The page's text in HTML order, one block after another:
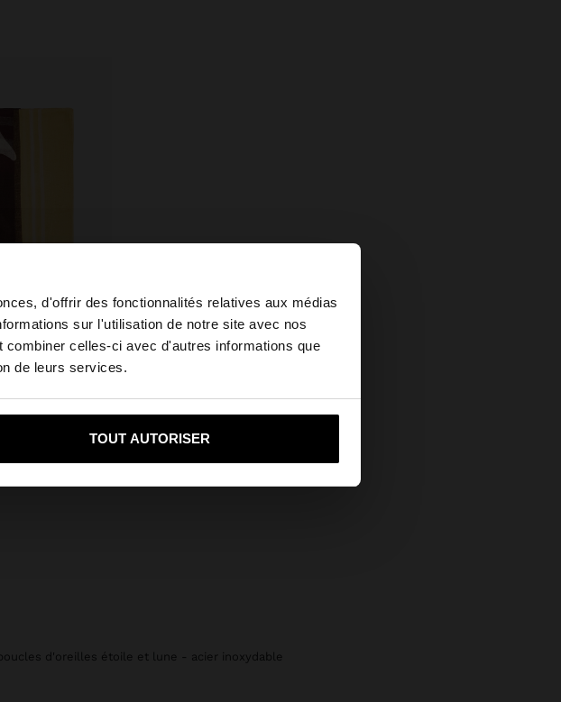
d'offrir des fonctionnalités relatives aux médias
sur l'utilisation de notre site avec nos
celles-ci avec d'autres informations que
de leurs services.
TOUT AUTORISER
×
notre site au United States?
Oui, dirigez-moi vers United States
d'oreilles étoile et lune - acier inoxydable